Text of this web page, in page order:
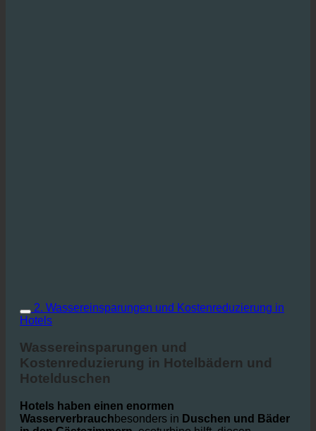
2. Wassereinsparungen und Kostenreduzierung in
Hotels
Wassereinsparungen und
Hotelduschen